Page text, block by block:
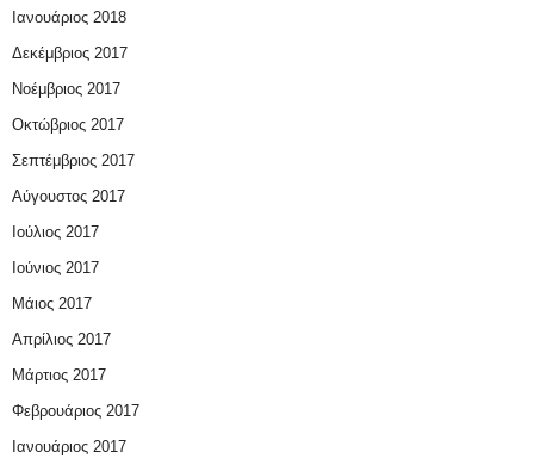
Ιανουάριος 2018
Δεκέμβριος 2017
Νοέμβριος 2017
Οκτώβριος 2017
Σεπτέμβριος 2017
Αύγουστος 2017
Ιούλιος 2017
Ιούνιος 2017
Μάιος 2017
Απρίλιος 2017
Μάρτιος 2017
Φεβρουάριος 2017
Ιανουάριος 2017